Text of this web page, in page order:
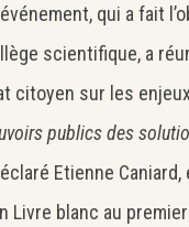
qui a fait
scientifique, a
citoyen sur les
publics des
Etienne
blanc au